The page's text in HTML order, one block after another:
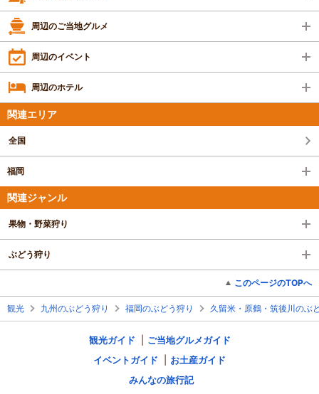
周辺のご当地グルメ
周辺のイベント
周辺のホテル
関連エリア
全国
福岡
関連ジャンル
果物・野菜狩り
ぶどう狩り
このページのTOPへ
観光 九州のぶどう狩り 福岡のぶどう狩り 久留米・原鶴・筑後川のぶ
観光ガイド
ご当地グルメガイド
イベントガイド
お土産ガイド
みんなの旅行記